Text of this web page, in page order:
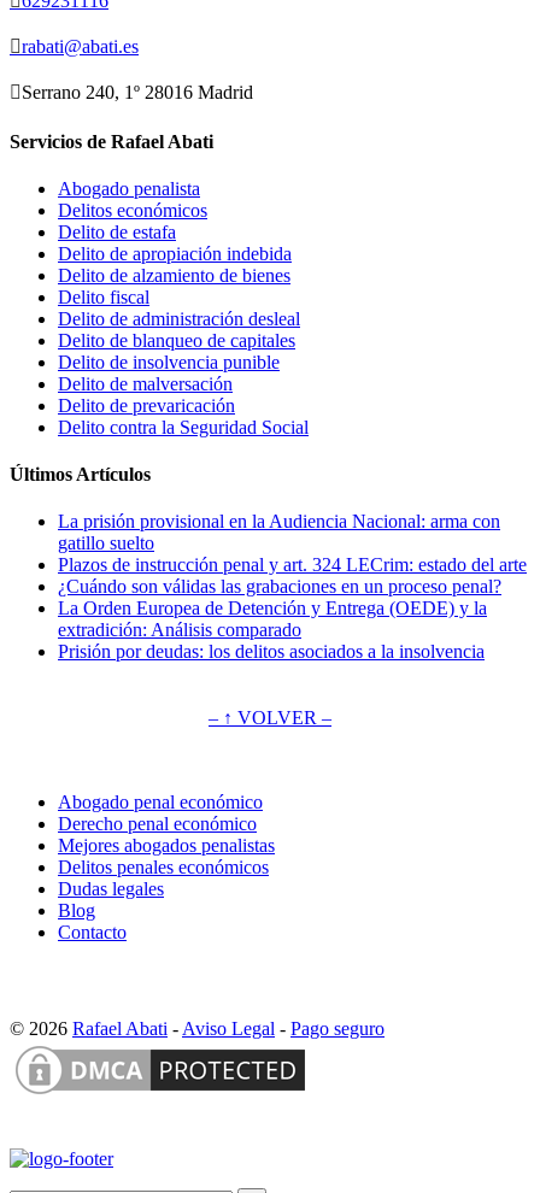
rabati@abati.es
Serrano 240, 1º 28016 Madrid
Servicios de Rafael Abati
Abogado penalista
Delitos económicos
Delito de estafa
Delito de apropiación indebida
Delito de alzamiento de bienes
Delito fiscal
Delito de administración desleal
Delito de blanqueo de capitales
Delito de insolvencia punible
Delito de malversación
Delito de prevaricación
Delito contra la Seguridad Social
Últimos Artículos
La prisión provisional en la Audiencia Nacional: arma con
gatillo suelto
Plazos de instrucción penal y art. 324 LECrim: estado del arte
¿Cuándo son válidas las grabaciones en un proceso penal?
La Orden Europea de Detención y Entrega (OEDE) y la
extradición: Análisis comparado
Prisión por deudas: los delitos asociados a la insolvencia
– ↑ VOLVER –
Abogado penal económico
Derecho penal económico
Mejores abogados penalistas
Delitos penales económicos
Dudas legales
Blog
Contacto
© 2026 Rafael Abati - Aviso Legal - Pago seguro